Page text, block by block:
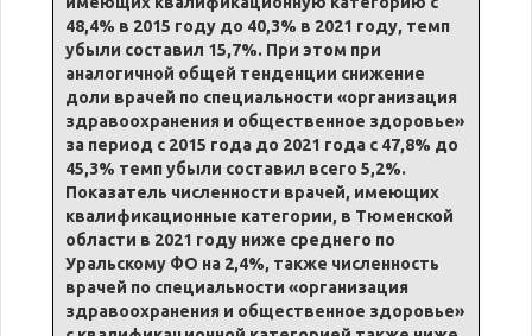
48,4% в 2015 году до 40,3% в 2021 году, темп
убыли составил 15,7%. При этом при
аналогичной общей тенденции снижение
доли врачей по специальности «организация
здравоохранения и общественное здоровье»
за период с 2015 года до 2021 года с 47,8% до
45,3% темп убыли составил всего 5,2%.
Показатель численности врачей, имеющих
квалификационные категории, в Тюменской
области в 2021 году ниже среднего по
Уральскому ФО на 2,4%, также численность
врачей по специальности «организация
здравоохранения и общественное здоровье»